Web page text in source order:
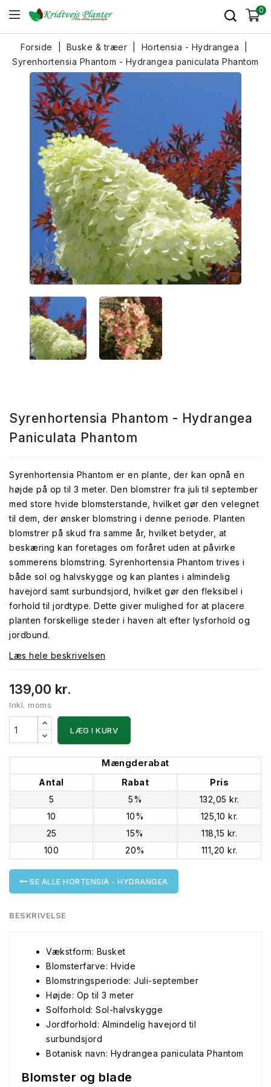
0
Forside Buske & træer
Hortensia - Hydrangea
Syrenhortensia Phantom - Hydrangea paniculata Phantom
Syrenhortensia Phantom - Hydrangea
Paniculata Phantom
Syrenhortensia Phantom er en plante, der kan opnå en
højde på op til 3 meter. Den blomstrer fra juli til september
med store hvide blomsterstande, hvilket gør den velegnet
til dem, der ønsker blomstring i denne periode. Planten
blomstrer på skud fra samme år, hvilket betyder, at
beskæring kan foretages om foråret uden at påvirke
sommerens blomstring. Syrenhortensia Phantom trives i
både sol og halvskygge og kan plantes i almindelig
havejord samt surbundsjord, hvilket gør den fleksibel i
forhold til jordtype. Dette giver mulighed for at placere
planten forskellige steder i haven alt efter lysforhold og
jordbund.
Læs hele beskrivelsen
139,00 kr.
Inkl. moms
LÆG I KURV
Mængderabat
Antal Rabat
Pris
5
5%
132,05 kr.
10
10%
125,10 kr.
25
15%
118,15 kr.
100
20% 111,20 kr.
SE ALLE HORTENSIA - HYDRANGEA
BESKRIVELSE
Vækstform: Busket
Blomsterfarve: Hvide
Blomstringsperiode: Juli-september
Højde: Op til 3 meter
Solforhold: Sol-halvskygge
Jordforhold: Almindelig havejord til
surbundsjord
Botanisk navn: Hydrangea paniculata Phantom
Blomster og blade